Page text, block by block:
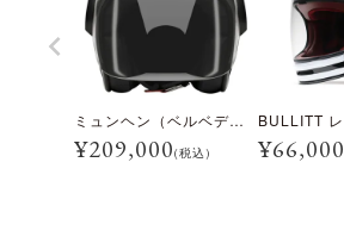
ミュンヘン（ベルベデーレ）
¥209,000(税込) ¥66,000